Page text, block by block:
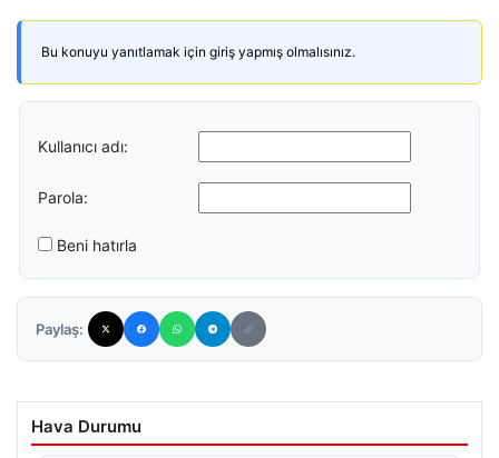
Bu konuyu yanıtlamak için giriş yapmış olmalısınız.
Kullanıcı adı:
Parola:
Beni hatırla
Paylaş:
Hava Durumu